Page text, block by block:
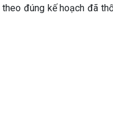
đúng kế hoạch đã